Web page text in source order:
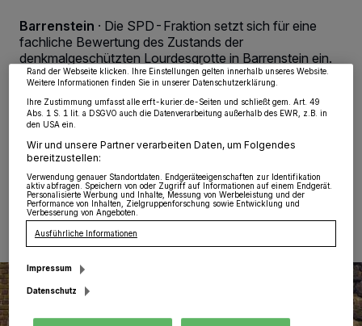
Barrenstein · Die SPD-Fraktion setzt sich für eine
fachliche Bewertung des Zustands der
denkmalgeschützten Lourdesgrotte in Barrenstein ein.
Die Anlage wurde Ende 2024 offiziell in die
Denkmalliste der Stadt aufgenommen. Nun soll geprüft
werden, welche Maßnahmen zur Sicherung und
Instandsetzung erforderlich sind.
22.03.2026 , 00:28 Uhr Eine Minute Lesezeit
Zwecke. Wenn Tracker deaktiviert sind, sind manche Inhalte und Anzeigen
möglicherweise nicht mehr so relevant für Sie. Sie können dieses Menü jederzeit
wieder aufrufen, um Ihre Einstellungen zu ändern oder Ihre Einwilligung zu
widerrufen, indem Sie auf den Link Einstellungen oder Ablehnen am unteren
Rand der Webseite klicken. Ihre Einstellungen gelten innerhalb unseres Website.
Weitere Informationen finden Sie in unserer Datenschutzerklärung.
Ihre Zustimmung umfasst alle erft-kurier.de-Seiten und schließt gem. Art. 49
Abs. 1 S. 1 lit. a DSGVO auch die Datenverarbeitung außerhalb des EWR, z.B. in
den USA ein.
Wir und unsere Partner verarbeiten Daten, um Folgendes
bereitzustellen:
Verwendung genauer Standortdaten. Endgeräteeigenschaften zur Identifikation
aktiv abfragen. Speichern von oder Zugriff auf Informationen auf einem Endgerät.
Personalisierte Werbung und Inhalte, Messung von Werbeleistung und der
Performance von Inhalten, Zielgruppenforschung sowie Entwicklung und
Verbesserung von Angeboten.
Ausführliche Informationen
Impressum
Datenschutz